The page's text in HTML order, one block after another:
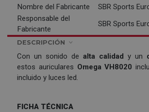
Nombre del Fabricante
SBR Sports
Responsable del
Fabricante
SBR Sports
DESCRIPCIÓN
Con un sonido de alta calidad y un
estos auriculares Omega VH8020
incluido y luces led.
FICHA TÉCNICA